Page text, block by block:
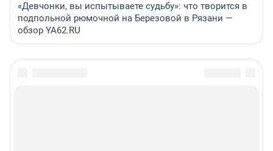
«Девчонки, вы испытываете судьбу»: что творится в
подпольной рюмочной на Березовой в Рязани —
обзор YA62.RU